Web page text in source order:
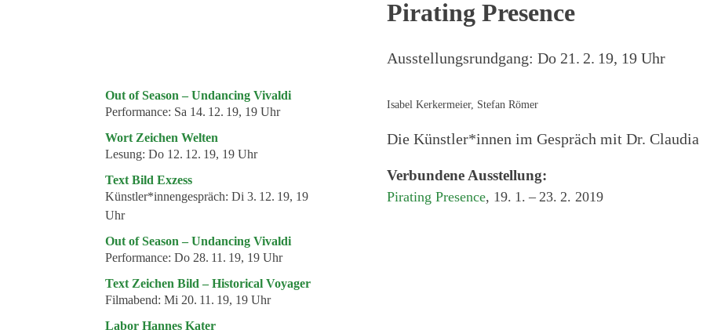
Veranstaltungen
Kommende Veranstaltungen
Vermittlung
Archivübersicht
Pirating Presence
Ausstellungsrundgang: Do 21. 2. 19, 19 Uhr
Out of Season – Undancing Vivaldi
Performance: Sa 14. 12. 19, 19 Uhr
Wort Zeichen Welten
Lesung:Do 12. 12. 19, 19 Uhr
Text Bild Exzess
Künstler*innengespräch:Di 3. 12. 19, 19
Uhr
Out of Season – Undancing Vivaldi
Performance:Do 28. 11. 19, 19 Uhr
Text Zeichen Bild – Historical Voyager
Filmabend:Mi 20. 11. 19, 19 Uhr
Labor Hannes Kater
Isabel Kerkermeier, Stefan Römer
Die Künstler*innen im Gespräch mit Dr.
Verbundene Ausstellung:
Pirating Presence, 19. 1. – 23. 2. 2019